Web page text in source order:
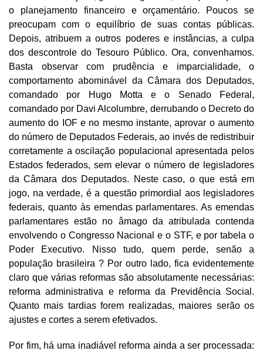
o planejamento financeiro e orçamentário. Poucos se
preocupam com o equilíbrio de suas contas públicas.
Depois, atribuem a outros poderes e instâncias, a culpa
dos descontrole do Tesouro Público. Ora, convenhamos.
Basta observar com prudência e imparcialidade, o
comportamento abominável da Câmara dos Deputados,
comandado por Hugo Motta e o Senado Federal,
comandado por Davi Alcolumbre, derrubando o Decreto do
aumento do IOF e no mesmo instante, aprovar o aumento
do número de Deputados Federais, ao invés de redistribuir
corretamente a oscilação populacional apresentada pelos
Estados federados, sem elevar o número de legisladores
da Câmara dos Deputados. Neste caso, o que está em
jogo, na verdade, é a questão primordial aos legisladores
federais, quanto às emendas parlamentares. As emendas
parlamentares estão no âmago da atribulada contenda
envolvendo o Congresso Nacional e o STF, e por tabela o
Poder Executivo. Nisso tudo, quem perde, senão a
população brasileira ? Por outro lado, fica evidentemente
claro que várias reformas são absolutamente necessárias:
reforma administrativa e reforma da Previdência Social.
Quanto mais tardias forem realizadas, maiores serão os
ajustes e cortes a serem efetivados.
Por fim, há uma inadiável reforma ainda a ser processada: